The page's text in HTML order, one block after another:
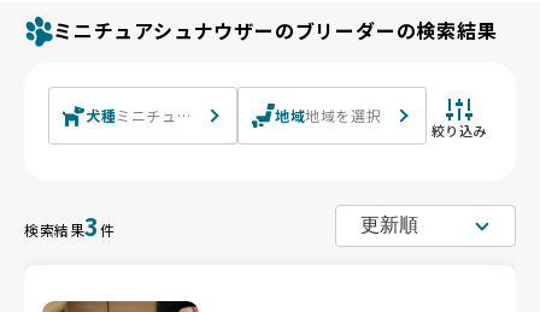
ミニチュアシュナウザーのブリーダーの検索結果
犬種ミニチュアシュナウザー地域地域を選択
絞り込み
検索結果3件